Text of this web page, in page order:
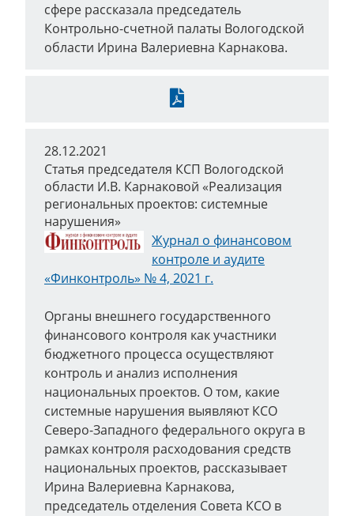
сфере рассказала председатель
Контрольно-счетной палаты Вологодской
области Ирина Валериевна Карнакова.
Скачать
28.12.2021
Статья председателя КСП Вологодской
области И.В. Карнаковой «Реализация
региональных проектов: системные
нарушения»
Журнал о финансовом
контроле и аудите
«Финконтроль» № 4, 2021 г.
Органы внешнего государственного
финансового контроля как участники
бюджетного процесса осуществляют
контроль и анализ исполнения
национальных проектов. О том, какие
системные нарушения выявляют КСО
Северо-Западного федерального округа в
рамках контроля расходования средств
национальных проектов, рассказывает
Ирина Валериевна Карнакова,
председатель отделения Совета КСО в